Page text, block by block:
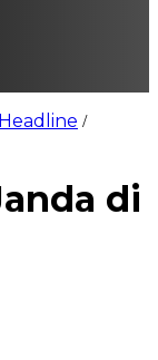
Headline /
di